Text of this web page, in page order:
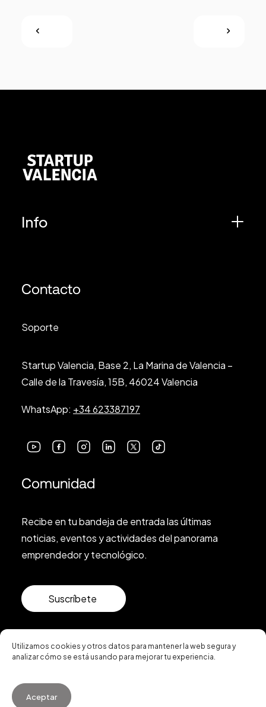
Utilizamos cookies y otros datos para mantener la web segura y
analizar cómo se está usando para mejorar tu experiencia.
Aceptar
Info
Contacto
Soporte
Startup Valencia, Base 2, La Marina de Valencia –
Calle de la Travesía, 15B, 46024 Valencia
WhatsApp: +34 623387197
Comunidad
Recibe en tu bandeja de entrada las últimas
noticias, eventos y actividades del panorama
emprendedor y tecnológico.
Suscríbete